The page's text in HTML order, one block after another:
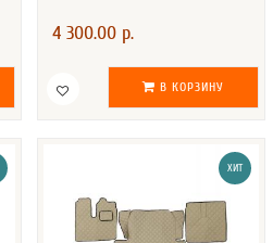
4 300.00 р.
В КОРЗИНУ
ХИТ